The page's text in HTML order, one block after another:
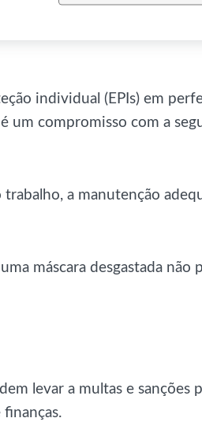
individual (EPIs) em
um compromisso com a
a manutenção
máscara desgastada não
levar a multas e sanções